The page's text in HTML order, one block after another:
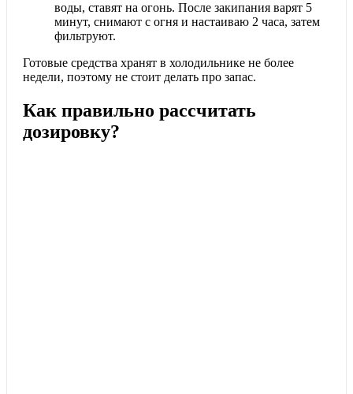
воды, ставят на огонь. После закипания варят 5
минут, снимают с огня и настаиваю 2 часа, затем
фильтруют.
Готовые средства хранят в холодильнике не более
недели, поэтому не стоит делать про запас.
Как правильно рассчитать
дозировку?